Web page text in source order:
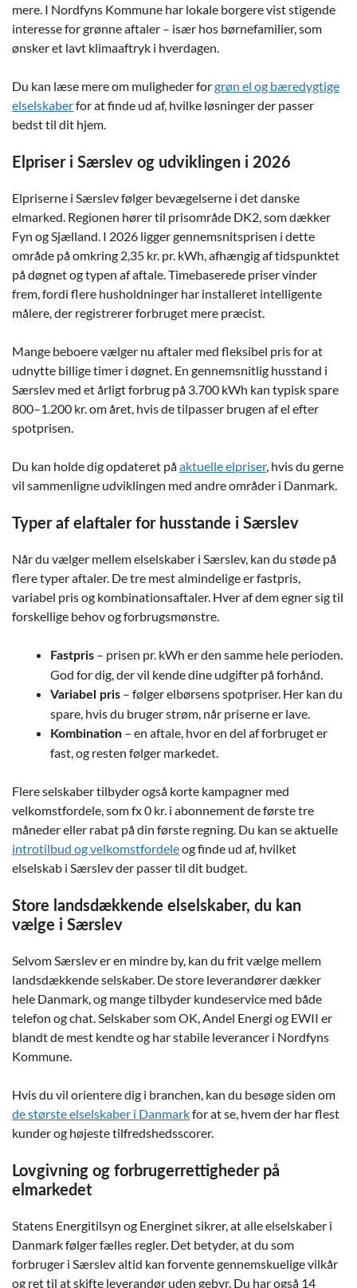
mere. I Nordfyns Kommune har lokale borgere vist stigende
interesse for grønne aftaler – især hos børnefamilier, som
ønsker et lavt klimaaftryk i hverdagen.
Du kan læse mere om muligheder forgrøn el og bæredygtige
elselskaberfor at finde ud af, hvilke løsninger der passer
bedst til dit hjem.
Elpriser i Særslev og udviklingen i 2026
Elpriserne i Særslev følger bevægelserne i det danske
elmarked. Regionen hører til prisområde DK2, som dækker
Fyn og Sjælland. I 2026 ligger gennemsnitsprisen i dette
område på omkring 2,35 kr. pr. kWh, afhængig af tidspunktet
på døgnet og typen af aftale. Timebaserede priser vinder
frem, fordi flere husholdninger har installeret intelligente
målere, der registrerer forbruget mere præcist.
Mange beboere vælger nu aftaler med fleksibel pris for at
udnytte billige timer i døgnet. En gennemsnitlig husstand i
Særslev med et årligt forbrug på 3.700 kWh kan typisk spare
800–1.200 kr. om året, hvis de tilpasser brugen af el efter
spotprisen.
Du kan holde dig opdateret påaktuelle elpriser, hvis du gerne
vil sammenligne udviklingen med andre områder i Danmark.
Typer af elaftaler for husstande i Særslev
Når du vælger mellem elselskaber i Særslev, kan du støde på
flere typer aftaler. De tre mest almindelige er fastpris,
variabel pris og kombinationsaftaler. Hver af dem egner sig til
forskellige behov og forbrugsmønstre.
Fastpris – prisen pr. kWh er den samme hele perioden.
God for dig, der vil kende dine udgifter på forhånd.
Variabel pris – følger elbørsens spotpriser. Her kan du
spare, hvis du bruger strøm, når priserne er lave.
Kombination – en aftale, hvor en del af forbruget er
fast, og resten følger markedet.
Flere selskaber tilbyder også korte kampagner med
velkomstfordele, som fx 0 kr. i abonnement de første tre
måneder eller rabat på din første regning. Du kan se aktuelle
introtilbud og velkomstfordeleog finde ud af, hvilket
elselskab i Særslev der passer til dit budget.
Store landsdækkende elselskaber, du kan
vælge i Særslev
Selvom Særslev er en mindre by, kan du frit vælge mellem
landsdækkende selskaber. De store leverandører dækker
hele Danmark, og mange tilbyder kundeservice med både
telefon og chat. Selskaber som OK, Andel Energi og EWII er
blandt de mest kendte og har stabile leverancer i Nordfyns
Kommune.
Hvis du vil orientere dig i branchen, kan du besøge siden om
de største elselskaber i Danmarkfor at se, hvem der har flest
kunder og højeste tilfredshedsscorer.
Lovgivning og forbrugerrettigheder på
elmarkedet
Statens Energitilsyn og Energinet sikrer, at alle elselskaber i
Danmark følger fælles regler. Det betyder, at du som
forbruger i Særslev altid kan forvente gennemskuelige vilkår
og ret til at skifte leverandør uden gebyr. Du har også 14